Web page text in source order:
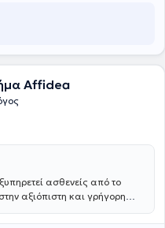
Affidea
ασθενείς από το
αξιόπιστη και γρήγορη
και γυναικολογική